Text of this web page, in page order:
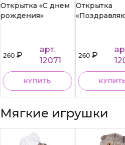
Открытка «С днем
рождения»
260₽
арт.
12071
КУПИТЬ
Открытка
260₽
Мягкие игрушки